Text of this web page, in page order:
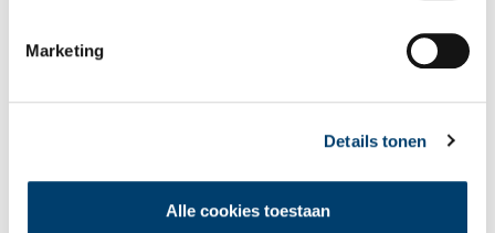
Marketing
Details tonen
Alle cookies toestaan
laatste erfgoednieuws? Schrijf u dan nu in voor onze
Bij inschrijving gaat u akkoord met onsprivacybeleid.